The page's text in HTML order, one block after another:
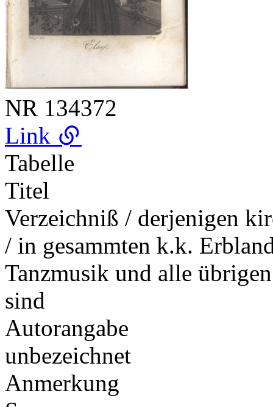
NR 134372
Link
Tabelle
Titel
Verzeichniß / derjenigen
/ in gesammten k.k.
Tanzmusik und alle
sind
Autorangabe
unbezeichnet
Anmerkung